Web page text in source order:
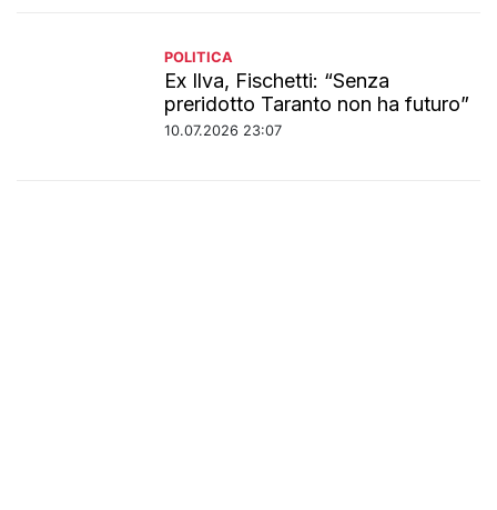
POLITICA
Ex Ilva, Fischetti: “Senza
preridotto Taranto non ha futuro”
10.07.2026 23:07